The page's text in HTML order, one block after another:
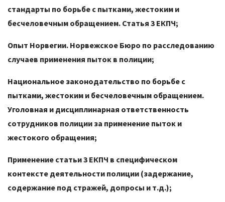
стандарты по борьбе с пытками, жестоким и
бесчеловечным обращением. Статья 3 ЕКПЧ;
Опыт Норвегии. Норвежское Бюро по расследованию
случаев применения пыток в полиции;
Национальное законодательство по борьбе с
пытками, жестоким и бесчеловечным обращением.
Уголовная и дисциплинарная ответственность
сотрудников полиции за применение пыток и
жестокого обращения;
Применение статьи 3 ЕКПЧ в специфическом
контексте деятельности полиции (задержание,
содержание под стражей, допросы и т.д.);